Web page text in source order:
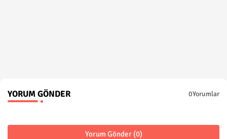
YORUM GÖNDER 0Yorumlar
Yorum Gönder (0)